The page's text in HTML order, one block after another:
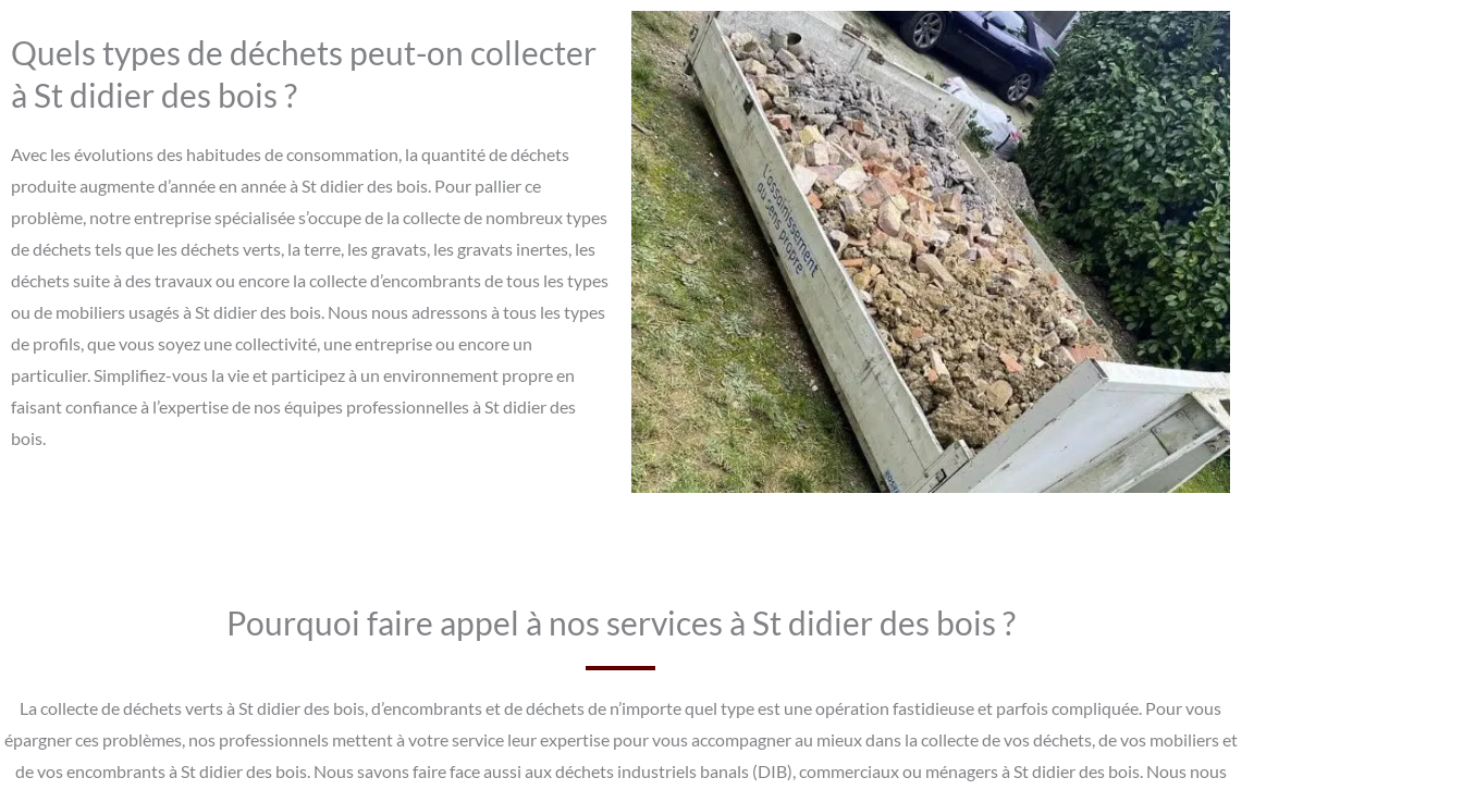
Quels types de déchets peut-on collecter
à St didier des bois ?
Avec les évolutions des habitudes de consommation, la quantité de déchets
produite augmente d’année en année à St didier des bois. Pour pallier ce
problème, notre entreprise spécialisée s’occupe de la collecte de nombreux types
de déchets tels que les déchets verts, la terre, les gravats, les gravats inertes, les
déchets suite à des travaux ou encore la collecte d’encombrants de tous les types
ou de mobiliers usagés à St didier des bois. Nous nous adressons à tous les types
de profils, que vous soyez une collectivité, une entreprise ou encore un
particulier. Simplifiez-vous la vie et participez à un environnement propre en
faisant confiance à l’expertise de nos équipes professionnelles à St didier des
bois.
Pourquoi faire appel à nos services à St didier des bois ?
La collecte de déchets verts à St didier des bois, d’encombrants et de déchets de n’importe quel type est une opération fastidieuse et parfois compliquée. Pour vous
épargner ces problèmes, nos professionnels mettent à votre service leur expertise pour vous accompagner au mieux dans la collecte de vos déchets, de vos mobiliers et
de vos encombrants à St didier des bois. Nous savons faire face aussi aux déchets industriels banals (DIB), commerciaux ou ménagers à St didier des bois. Nous nous